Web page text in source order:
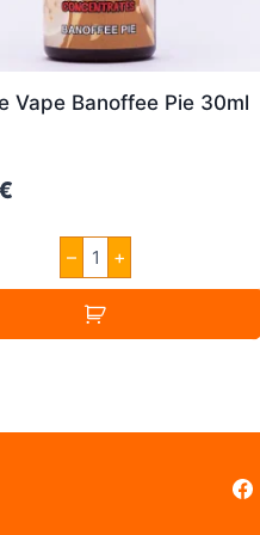
Vape Banoffee Pie 30ml
–
Vampire
Vape
Banoffee
Pie
30ml
Menge
+